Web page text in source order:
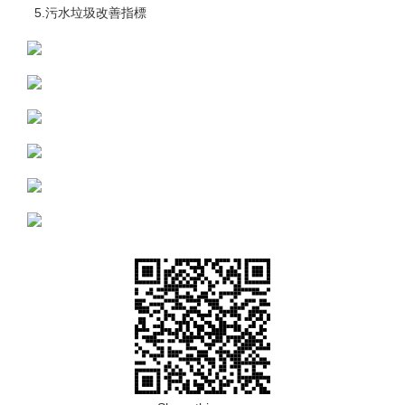
5.污水垃圾改善指標